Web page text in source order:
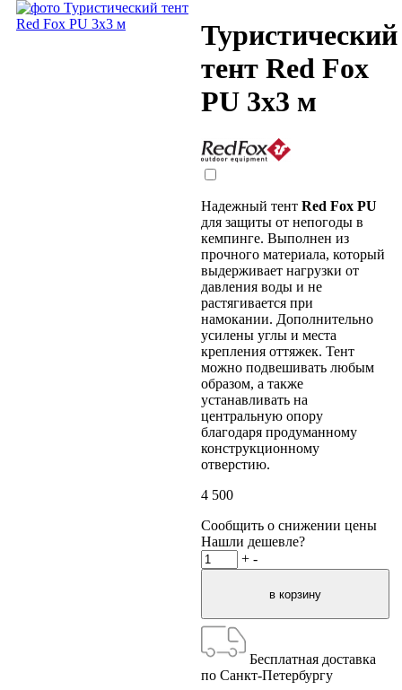
Туристический
тент Red Fox
PU 3x3 м
Надежный тент Red Fox PU
для защиты от непогоды в
кемпинге. Выполнен из
прочного материала, который
выдерживает нагрузки от
давления воды и не
растягивается при
намокании. Дополнительно
усилены углы и места
крепления оттяжек. Тент
можно подвешивать любым
образом, а также
устанавливать на
центральную опору
благодаря продуманному
конструкционному
отверстию.
4 500
Сообщить о снижении цены
Нашли дешевле?
+ -
Бесплатная доставка
по Санкт-Петербургу